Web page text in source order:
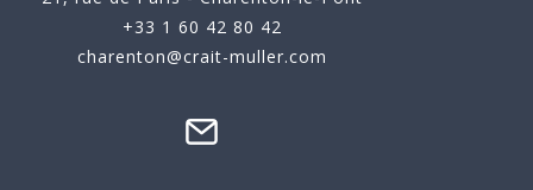
+33 1 60 42 80 42
charenton@crait-muller.com